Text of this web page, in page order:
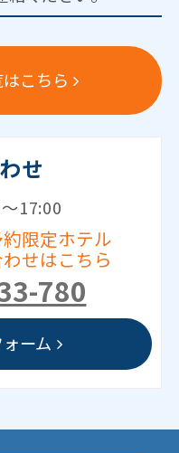
こちら
せ
17:00
限定ホテル
せはこちら
780
ーム